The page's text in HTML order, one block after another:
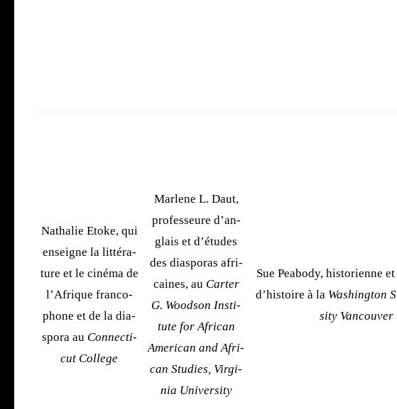
Natha­lie Etoke, qui
enseigne la lit­té­ra­
ture et le ciné­ma de
l’A­frique fran­co­
phone et de la dia­
spo­ra au Connec­ti­
cut Col­lege
Mar­lene L. Daut,
pro­fes­seure d’an­
glais et d’é­tudes
des dia­spo­ras afri­
caines, au Car­ter
G. Wood­son Ins­ti­
tute for Afri­can
Ame­ri­can and Afri­
can Stu­dies, Vir­gi­
nia Uni­ver­si­ty
Sue Pea­bo­dy, his­to­rienne
d’his­toire à la Washing­ton
si­ty Van­cou­ver